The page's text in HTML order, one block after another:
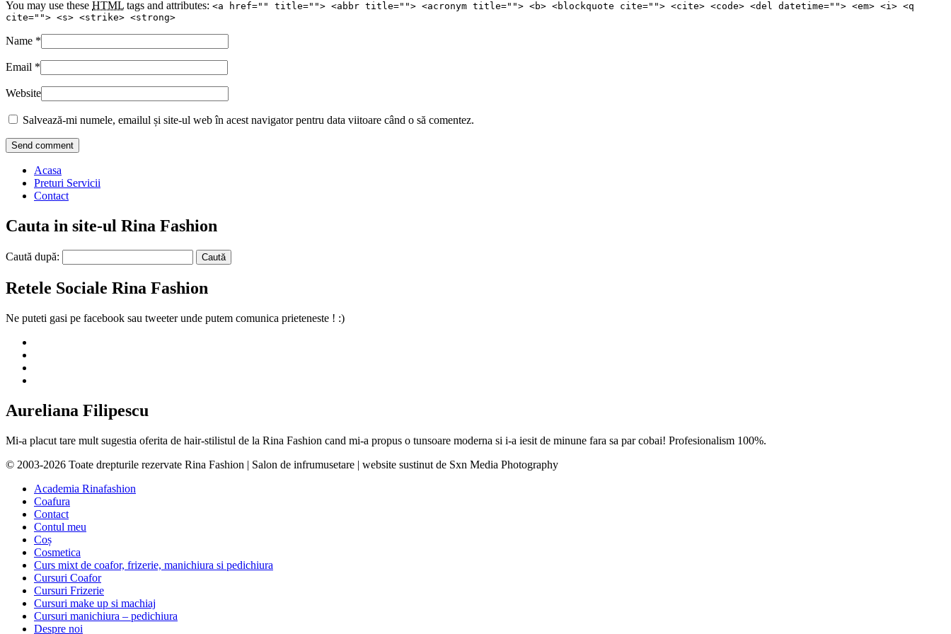
You may use these HTML tags and attributes: <a href="" title=""> <abbr title=""> <acronym title=""> <b> <blockquote cite=""> <cite> <code> <del datetime=""> <em> <i> <q
cite=""> <s> <strike> <strong>
Name *
Email *
Website
Salvează-mi numele, emailul și site-ul web în acest navigator pentru data viitoare când o să comentez.
Acasa
Preturi Servicii
Contact
Cauta in site-ul Rina Fashion
Caută după:
Retele Sociale Rina Fashion
Ne puteti gasi pe facebook sau tweeter unde putem comunica prieteneste ! :)
Aureliana Filipescu
Mi-a placut tare mult sugestia oferita de hair-stilistul de la Rina Fashion cand mi-a propus o tunsoare moderna si i-a iesit de minune fara sa par cobai! Profesionalism 100%.
© 2003-2026 Toate drepturile rezervate Rina Fashion | Salon de infrumusetare | website sustinut de Sxn Media Photography
Academia Rinafashion
Coafura
Contact
Contul meu
Coș
Cosmetica
Curs mixt de coafor, frizerie, manichiura si pedichiura
Cursuri Coafor
Cursuri Frizerie
Cursuri make up si machiaj
Cursuri manichiura – pedichiura
Despre noi